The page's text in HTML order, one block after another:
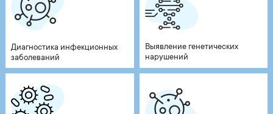
Диагностика инфекционных
заболеваний
Выявление генетических
нарушений